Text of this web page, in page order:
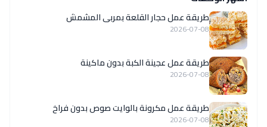
طريقة عمل حجار القلعة بمربى المشمش
2026-07-08
طريقة عمل عجينة الكبة بدون ماكينة
2026-07-08
طريقة عمل مكرونة بالوايت صوص بدون فراخ
2026-07-08